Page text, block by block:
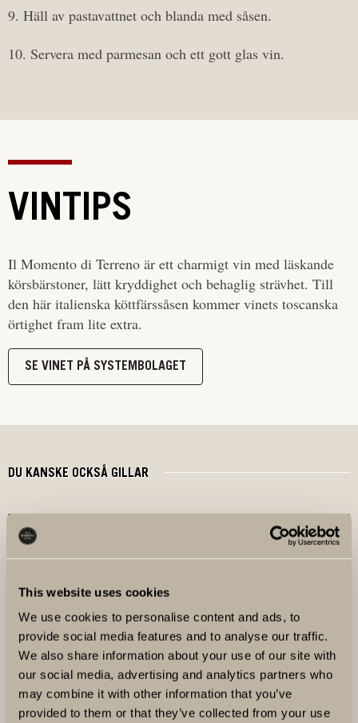
This website uses cookies
We use cookies to personalise content and ads, to
provide social media features and to analyse our traffic.
We also share information about your use of our site with
our social media, advertising and analytics partners who
may combine it with other information that you’ve
provided to them or that they’ve collected from your use
9. Häll av pastavattnet och blanda med såsen.
10. Servera med parmesan och ett gott glas vin.
VINTIPS
Il Momento di Terreno är ett charmigt vin med läskande
körsbärstoner, lätt kryddighet och behaglig strävhet. Till
den här italienska köttfärssåsen kommer vinets toscanska
örtighet fram lite extra.
SE VINET PÅ SYSTEMBOLAGET
DU KANSKE OCKSÅ GILLAR
GNOCCHI MED SMÖR OCH SALVIA